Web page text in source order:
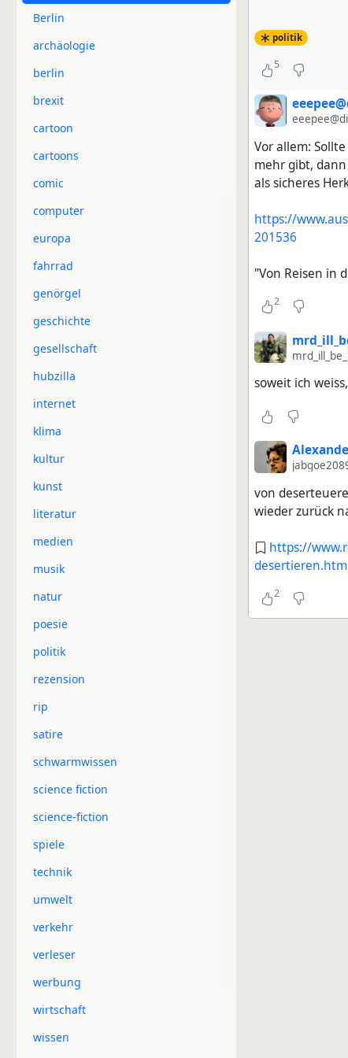
Berlin
archäologie
berlin
brexit
cartoon
cartoons
comic
computer
europa
fahrrad
genörgel
geschichte
gesellschaft
hubzilla
internet
klima
kultur
kunst
literatur
medien
musik
natur
poesie
politik
rezension
rip
satire
schwarmwissen
science fiction
science-fiction
spiele
technik
umwelt
verkehr
verleser
werbung
wirtschaft
wissen
politik
5
Vor allem:
mehr gibt,
als sicheres
https://
201536
"Von Reisen in
2
soweit ich
von
wieder zurück
https://
2